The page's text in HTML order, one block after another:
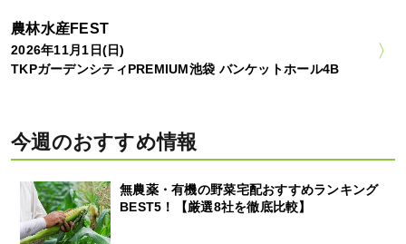
農林水産FEST
2026年11月1日(日)
TKPガーデンシティPREMIUM池袋 バンケットホール4B
今週のおすすめ情報
無農薬・有機の野菜宅配おすすめランキング
BEST5！【厳選8社を徹底比較】